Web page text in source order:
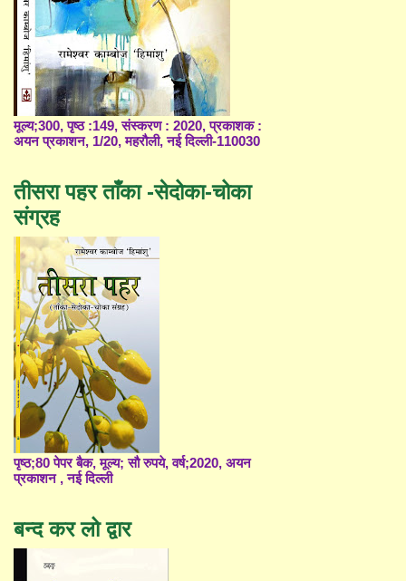
मूल्य;300, पृष्ठ :149, संस्करण : 2020, प्रकाशक :
अयन प्रकाशन, 1/20, महरौली, नई दिल्ली-110030
तीसरा पहर ताँका -सेदोका-चोका
संग्रह
पृष्ठ;80 पेपर बैक, मूल्य; सौ रुपये, वर्ष;2020, अयन
प्रकाशन , नई दिल्ली
बन्द कर लो द्वार